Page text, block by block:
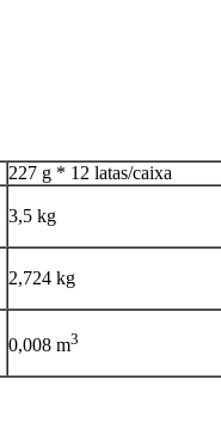
227 g * 12 latas/caixa
3,5 kg
2,724 kg
0,008 m3